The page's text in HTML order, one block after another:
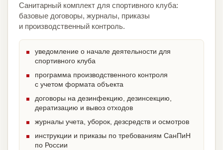
Санитарный комплект для спортивного клуба:
базовые договоры, журналы, приказы
и производственный контроль.
уведомление о начале деятельности для
спортивного клуба
программа производственного контроля
с учетом формата объекта
договоры на дезинфекцию, дезинсекцию,
дератизацию и вывоз отходов
журналы учета, уборок, дезсредств и осмотров
инструкции и приказы по требованиям СанПиН
по России